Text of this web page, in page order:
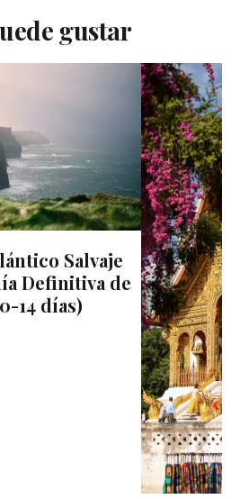
gustar
Salvaje
Definitiva de
14 días)